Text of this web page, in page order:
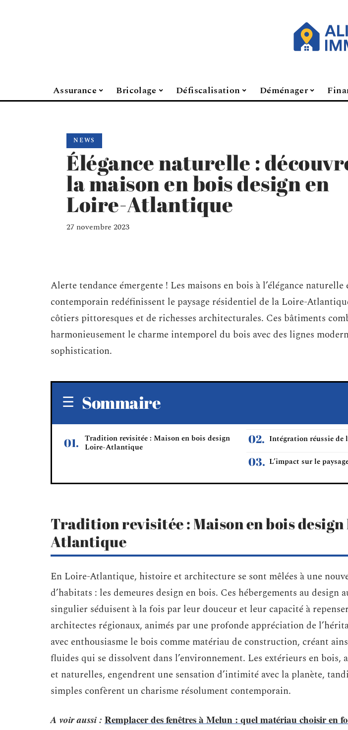
Assurance Bricolage Défiscalisation Déménager
NEWS
Élégance naturelle :
la maison en bois design en
Loire-Atlantique
27 novembre 2023
Alerte tendance émergente ! Les maisons en bois à l’élégance naturelle
contemporain redéfinissent le paysage résidentiel de la Loire-
côtiers pittoresques et de richesses architecturales. Ces bâtiments
harmonieusement le charme intemporel du bois avec des lignes
sophistication.
Sommaire
Tradition revisitée : Maison en bois design
Loire-Atlantique
Intégration réussie de
L’impact sur le
Tradition revisitée : Maison en bois
Atlantique
En Loire-Atlantique, histoire et architecture se sont mêlées à une
d’habitats : les demeures design en bois. Ces hébergements au design
singulier séduisent à la fois par leur douceur et leur capacité à
architectes régionaux, animés par une profonde appréciation de
avec enthousiasme le bois comme matériau de construction, créant
fluides qui se dissolvent dans l’environnement. Les extérieurs en bois,
et naturelles, engendrent une sensation d’intimité avec la planète,
simples confèrent un charisme résolument contemporain.
A voir aussi : Remplacer des fenêtres à Melun : quel matériau choisir en